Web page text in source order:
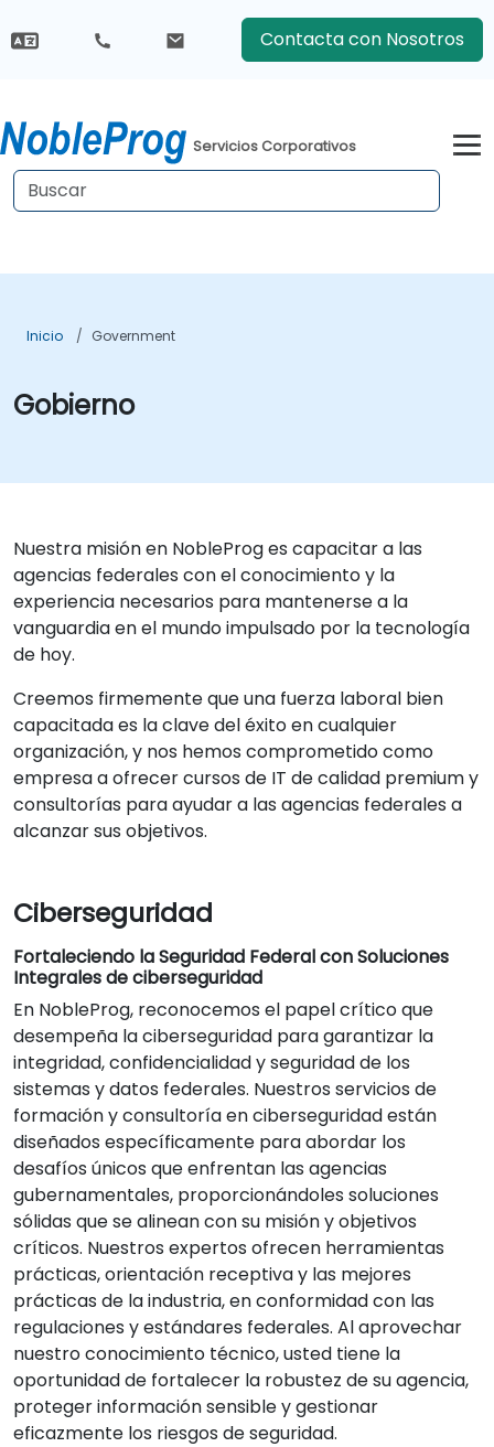
Contacta con Nosotros
Servicios Corporativos
Inicio Government
Gobierno
Nuestra misión en NobleProg es capacitar a las
agencias federales con el conocimiento y la
experiencia necesarios para mantenerse a la
vanguardia en el mundo impulsado por la tecnología
de hoy.
Creemos firmemente que una fuerza laboral bien
capacitada es la clave del éxito en cualquier
organización, y nos hemos comprometido como
empresa a ofrecer cursos de IT de calidad premium y
consultorías para ayudar a las agencias federales a
alcanzar sus objetivos.
Ciberseguridad
Fortaleciendo la Seguridad Federal con Soluciones
Integrales de ciberseguridad
En NobleProg, reconocemos el papel crítico que
desempeña la ciberseguridad para garantizar la
integridad, confidencialidad y seguridad de los
sistemas y datos federales. Nuestros servicios de
formación y consultoría en ciberseguridad están
diseñados específicamente para abordar los
desafíos únicos que enfrentan las agencias
gubernamentales, proporcionándoles soluciones
sólidas que se alinean con su misión y objetivos
críticos. Nuestros expertos ofrecen herramientas
prácticas, orientación receptiva y las mejores
prácticas de la industria, en conformidad con las
regulaciones y estándares federales. Al aprovechar
nuestro conocimiento técnico, usted tiene la
oportunidad de fortalecer la robustez de su agencia,
proteger información sensible y gestionar
eficazmente los riesgos de seguridad.